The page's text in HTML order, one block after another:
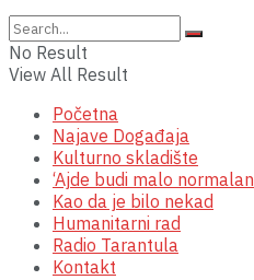
No Result
View All Result
Početna
Najave Događaja
Kulturno skladište
‘Ajde budi malo normalan
Kao da je bilo nekad
Humanitarni rad
Radio Tarantula
Kontakt